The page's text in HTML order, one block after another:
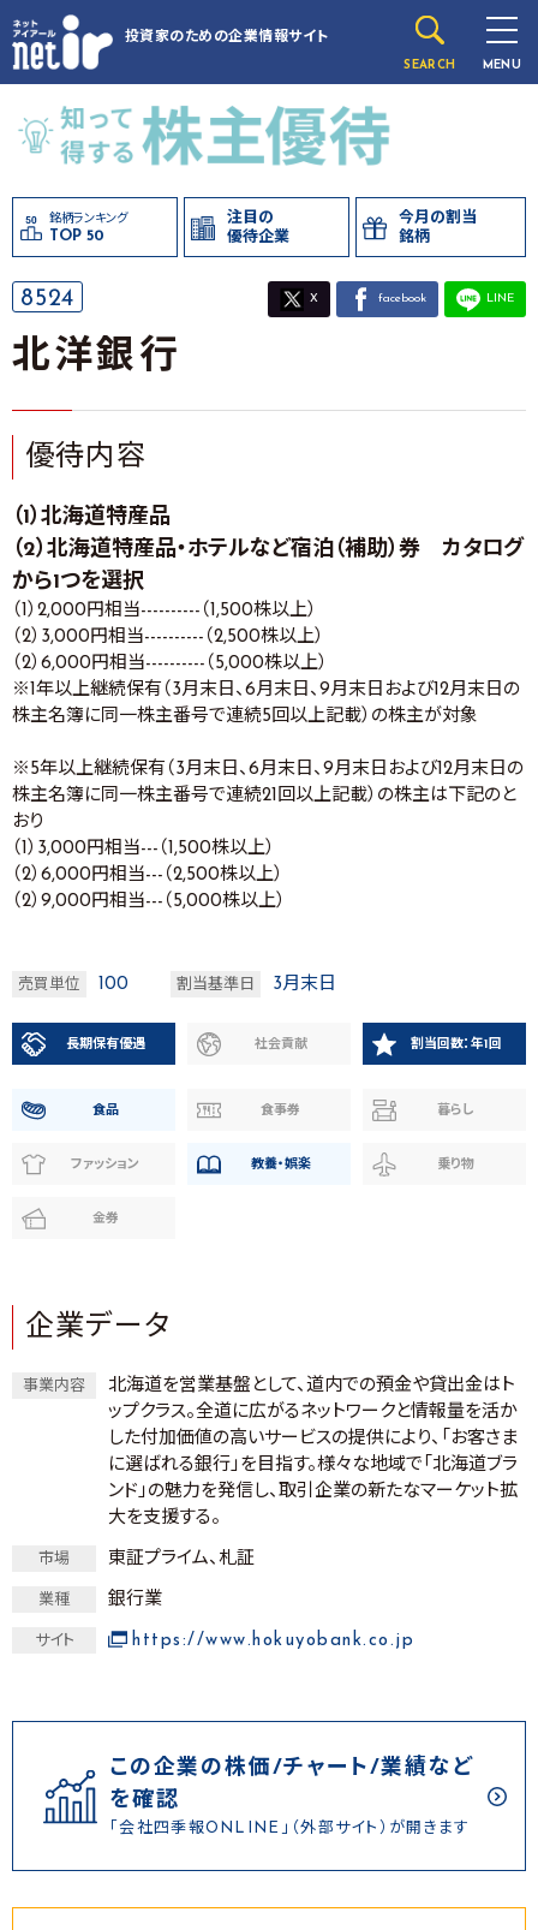
投資家のための企業情報サイト
SEARCH MENU
銘柄ランキング
TOP 50
注目の
優待企業
今月の割当
銘柄
8524 X facebook LINE
北洋銀行
優待内容
（1）北海道特産品
（2）北海道特産品・ホテルなど宿泊（補助）券 カタログ
から1つを選択
（1）2,000円相当----------（1,500株以上）
（2）3,000円相当----------（2,500株以上）
（2）6,000円相当----------（5,000株以上）
※1年以上継続保有（3月末日、6月末日、9月末日および12月末日の
株主名簿に同一株主番号で連続5回以上記載）の株主が対象
※5年以上継続保有（3月末日、6月末日、9月末日および12月末日の
株主名簿に同一株主番号で連続21回以上記載）の株主は下記のと
おり
（1）3,000円相当---（1,500株以上）
（2）6,000円相当---（2,500株以上）
（2）9,000円相当---（5,000株以上）
売買単位 100 割当基準日 3月末日
長期保有優遇 社会貢献 割当回数：年1回
食品 食事券 暮らし
ファッション 教養・娯楽 乗り物
金券
企業データ
事業内容
北海道を営業基盤として、道内での預金や貸出金はト
ップクラス。全道に広がるネットワークと情報量を活か
した付加価値の高いサービスの提供により、「お客さま
に選ばれる銀行」を目指す。様々な地域で「北海道ブラ
ンド」の魅力を発信し、取引企業の新たなマーケット拡
大を支援する。
市場 東証プライム、札証
業種 銀行業
サイト https://www.hokuyobank.co.jp
この企業の株価/チャート/業績など
を確認
「会社四季報ONLINE」（外部サイト）が開きます